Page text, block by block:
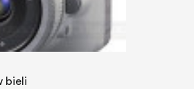
bieli